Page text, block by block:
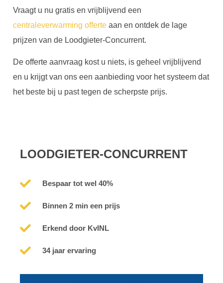
Vraagt u nu gratis en vrijblijvend een
centraleverwarming offerte aan en ontdek de lage
prijzen van de Loodgieter-Concurrent.
De offerte aanvraag kost u niets, is geheel vrijblijvend
en u krijgt van ons een aanbieding voor het systeem dat
het beste bij u past tegen de scherpste prijs.
LOODGIETER-CONCURRENT
Bespaar tot wel 40%
Binnen 2 min een prijs
Erkend door KvINL
34 jaar ervaring